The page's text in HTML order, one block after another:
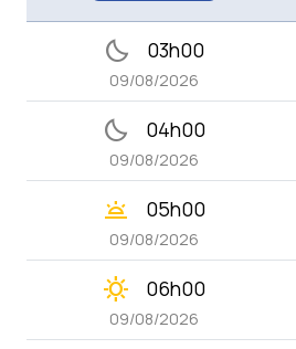
bedtime 03h00
09/08/2026
bedtime 04h00
09/08/2026
wb_twilight 05h00
09/08/2026
clear_day 06h00
09/08/2026